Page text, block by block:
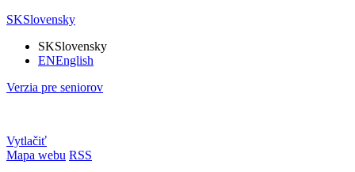
SKSlovensky
SKSlovensky
ENEnglish
Verzia pre seniorov
Vytlačiť
Mapa webu RSS